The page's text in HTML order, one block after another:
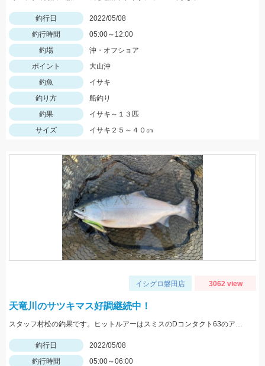
釣行日
2022/05/08
釣行時間
05:00～12:00
釣場
沖・オフショア
ポイント
大山沖
釣魚
イサキ
釣り方
船釣り
釣果
イサキ～１３匹
サイズ
イサキ２５～４０㎝
イシグロ磐田店 3062 view
天竜川のサツキマス好調継続中！
スタッフ村松の釣果です。ヒットルアーはスミスのDコンタクト63のアユカラー！
釣行日
2022/05/08
釣行時間
05:00～06:00